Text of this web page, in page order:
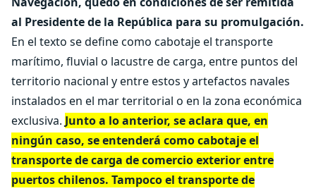
al Presidente de la República para su promulgación.
En el texto se define como cabotaje el transporte
marítimo, fluvial o lacustre de carga, entre puntos del
territorio nacional y entre estos y artefactos navales
instalados en el mar territorial o en la zona económica
exclusiva. Junto a lo anterior, se aclara que, en
ningún caso, se entenderá como cabotaje el
transporte de carga de comercio exterior entre
puertos chilenos. Tampoco el transporte de